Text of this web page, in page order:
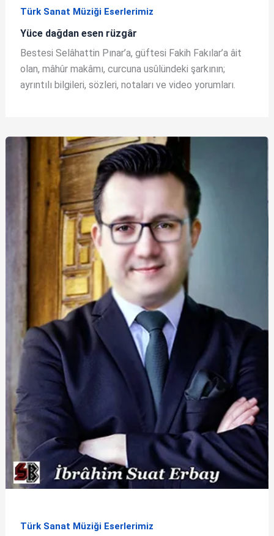
Türk Sanat Müziği Eserlerimiz
Yüce dağdan esen rüzgâr
Bestesi Selâhattin Pınar’a, güftesi Fakih Fakılar’a âit
olan, mâhûr makâmı, curcuna usûlündeki şarkının;
ayrıntılı bilgileri, sözleri, notaları ve video yorumları.
Türk Sanat Müziği Eserlerimiz